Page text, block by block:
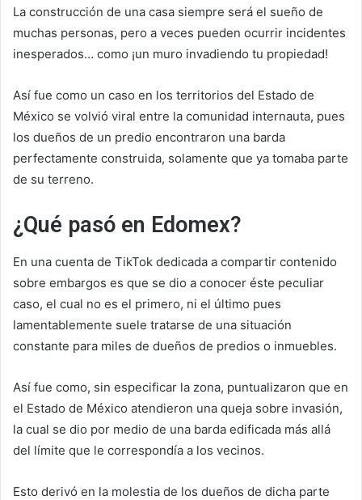
La construcción de una casa siempre será el sueño de
muchas personas, pero a veces pueden ocurrir incidentes
inesperados… como ¡un muro invadiendo tu propiedad!
Así fue como un caso en los territorios del Estado de
México se volvió viral entre la comunidad internauta, pues
los dueños de un predio encontraron una barda
perfectamente construida, solamente que ya tomaba parte
de su terreno.
¿Qué pasó en Edomex?
En una cuenta de TikTok dedicada a compartir contenido
sobre embargos es que se dio a conocer éste peculiar
caso, el cual no es el primero, ni el último pues
lamentablemente suele tratarse de una situación
constante para miles de dueños de predios o inmuebles.
Así fue como, sin especificar la zona, puntualizaron que en
el Estado de México atendieron una queja sobre invasión,
la cual se dio por medio de una barda edificada más allá
del límite que le correspondía a los vecinos.
Esto derivó en la molestia de los dueños de dicha parte